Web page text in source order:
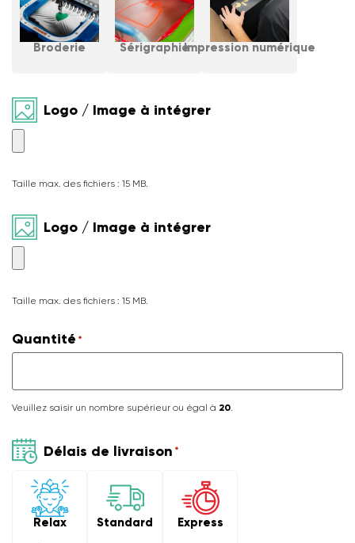
Broderie SérigraphieImpression numérique
Logo / Image à intégrer
Taille max. des fichiers : 15 MB.
Logo / Image à intégrer
Taille max. des fichiers : 15 MB.
Quantité *
Veuillez saisir un nombre supérieur ou égal à 20.
Délais de livraison *
Relax Standard Express